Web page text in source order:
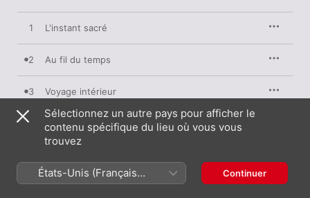
1 L'instant sacré
2 Au fil du temps
3 Voyage intérieur
4 La voie du cœur
6 Highland
Sélectionnez un autre pays pour afficher le
contenu spécifique du lieu où vous vous
trouvez
États-Unis (Français
France)
Continuer